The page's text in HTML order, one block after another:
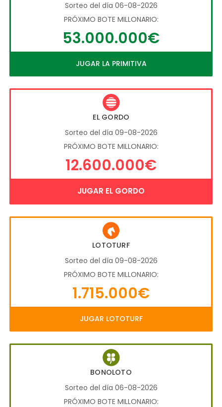
Sorteo del día 06-08-2026
PRÓXIMO BOTE MILLONARIO:
53.000.000€
JUGAR LA PRIMITIVA
EL GORDO
Sorteo del día 09-08-2026
PRÓXIMO BOTE MILLONARIO:
12.600.000€
JUGAR EL GORDO
LOTOTURF
Sorteo del día 09-08-2026
PRÓXIMO BOTE MILLONARIO:
1.715.000€
JUGAR LOTOTURF
BONOLOTO
Sorteo del día 06-08-2026
PRÓXIMO BOTE MILLONARIO: